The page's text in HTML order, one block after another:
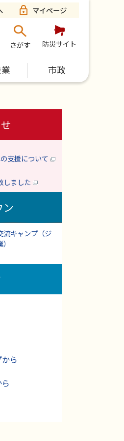
マイページ
さがす 防災サイト
市政
支援について
しました
ン
流キャンプ（ジ
ら